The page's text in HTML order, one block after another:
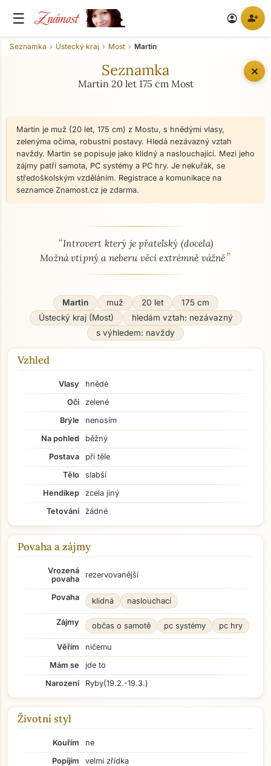
☰ Známost account_circle person_add
✕
Seznamka Ústecký kraj Most Martin
Seznamka
Martin 20 let 175 cm Most
Martin je muž (20 let, 175 cm) z Mostu, s hnědými vlasy,
zelenýma očima, robustní postavy. Hledá nezávazný vztah
navždy. Martin se popisuje jako klidný a naslouchající. Mezi jeho
zájmy patří samota, PC systémy a PC hry. Je nekuřák, se
středoškolským vzděláním. Registrace a komunikace na
seznamce Znamost.cz je zdarma.
O mně - seznamka profil
“Introvert který je přatelský (docela)
Možná vtipný a neberu věci extrémně vážně”
Martin muž 20 let
175 cm
Ústecký kraj (Most)
hledám vztah: nezávazný
s výhledem: navždy
Vzhled
Vlasy
hnědé
Oči
zelené
Brýle
nenosím
Na pohled
běžný
Postava
při těle
Tělo
slabší
Hendikep
zcela jiný
Tetování
žádné
Povaha a zájmy
Vrozená
povaha
rezervovanější
Povaha klidná naslouchací
Zájmy občas o samotě pc systémy pc hry
Věřím
ničemu
Mám se
jde to
Narození
Ryby(19.2.-19.3.)
Životní styl
Kouřím
ne
Popíjím
velmi zřídka